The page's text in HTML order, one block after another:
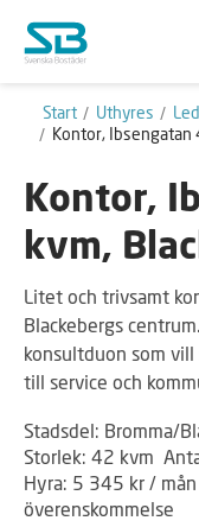
Start Uthyres
Kontor, Ibsengatan
Kontor,
kvm,
Litet och trivsamt
Blackebergs
konsultduon som
till service och
Stadsdel: Bromma/
Storlek: 42 kvm
Hyra: 5 345 kr /
överenskommelse